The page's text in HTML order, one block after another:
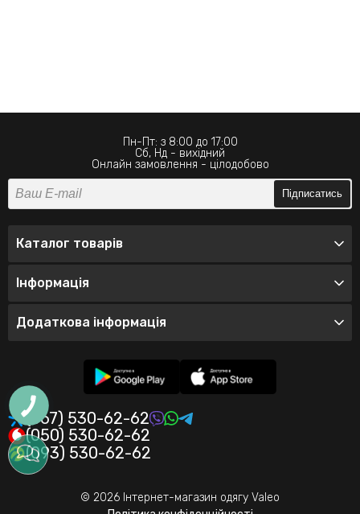
Пн-Пт: з 8:00 до 17:00
Сб, Нд - вихідний
Онлайн замовлення - цілодобово
Підписатись
Каталог товарів
Інформація
Додаткова інформація
(067) 530-62-62
(050) 530-62-62
(093) 530-62-62
© 2026 Інтернет-магазин одягу Valeo